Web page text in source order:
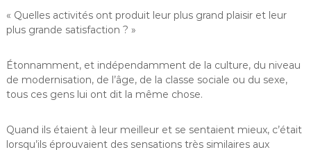
« Quelles activités ont produit leur plus grand plaisir et leur
plus grande satisfaction ? »
Étonnamment, et indépendamment de la culture, du niveau
de modernisation, de l’âge, de la classe sociale ou du sexe,
tous ces gens lui ont dit la même chose.
Quand ils étaient à leur meilleur et se sentaient mieux, c’était
lorsqu’ils éprouvaient des sensations très similaires aux